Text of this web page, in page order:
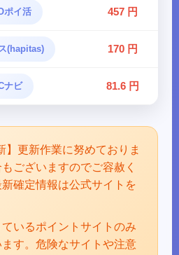
ポイ活 457 円
(hapitas) 170 円
ナビ 81.6 円
更新作業に努めておりま
ございますのでご容赦く
確定情報は公式サイトを
いるポイントサイトのみ
す。危険なサイトや注意